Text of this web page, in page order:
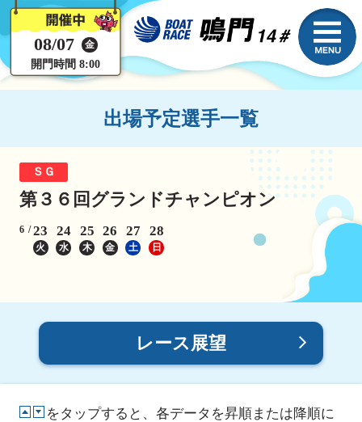
08/07 金
開門時間 8:00
出場予定選手一覧
ＳＧ
第３６回グランドチャンピオン
6 23
火
24
水
25
木
26
金
27
土
28
日
レース展望
をタップすると、各データを昇順または降順に